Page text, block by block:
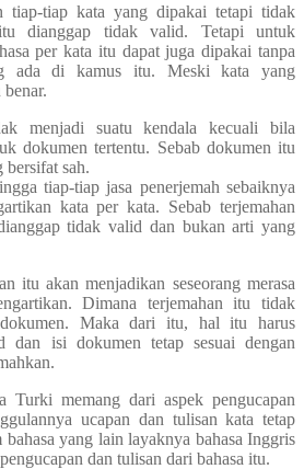
tiap-tiap kata yang dipakai tetapi tidak
dianggap tidak valid. Tetapi untuk
per kata itu dapat juga dipakai tanpa
ada di kamus itu. Meski kata yang
menjadi suatu kendala kecuali bila
dokumen tertentu. Sebab dokumen itu
bersifat sah.
tiap-tiap jasa penerjemah sebaiknya
kata per kata. Sebab terjemahan
tidak valid dan bukan arti yang
itu akan menjadikan seseorang merasa
Dimana terjemahan itu tidak
dokumen. Maka dari itu, hal itu harus
dan isi dokumen tetap sesuai dengan
Turki memang dari aspek pengucapan
ucapan dan tulisan kata tetap
bahasa yang lain layaknya bahasa Inggris
dan tulisan dari bahasa itu.